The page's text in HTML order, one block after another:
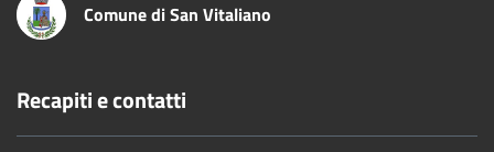
Comune di San Vitaliano
Recapiti e contatti